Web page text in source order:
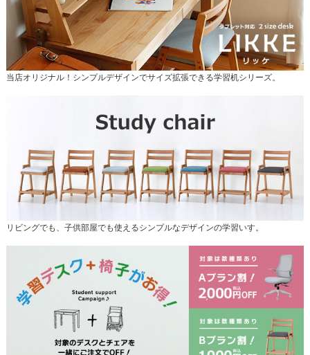
当店オリジナル！シンプルデザインでサイズ拡張できる学習机シリーズ。
リビングでも、子供部屋でも使えるシンプルなデザインの学習いす。